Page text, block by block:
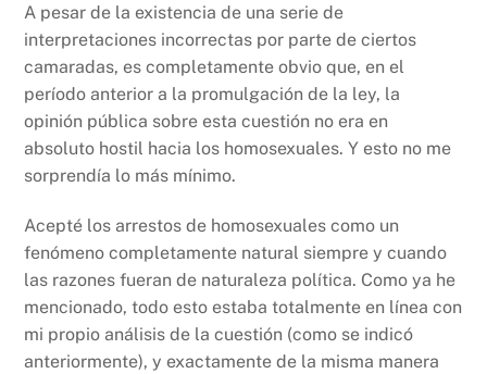
A pesar de la existencia de una serie de
interpretaciones incorrectas por parte de ciertos
camaradas, es completamente obvio que, en el
período anterior a la promulgación de la ley, la
opinión pública sobre esta cuestión no era en
absoluto hostil hacia los homosexuales. Y esto no me
sorprendía lo más mínimo.
Acepté los arrestos de homosexuales como un
fenómeno completamente natural siempre y cuando
las razones fueran de naturaleza política. Como ya he
mencionado, todo esto estaba totalmente en línea con
mi propio análisis de la cuestión (como se indicó
anteriormente), y exactamente de la misma manera